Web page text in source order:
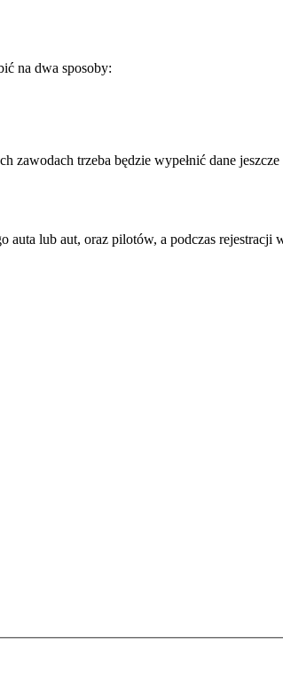
na dwa sposoby:
zawodach trzeba będzie wypełnić dane jeszcze
autem startujesz i ew pilota, nie trzeba już